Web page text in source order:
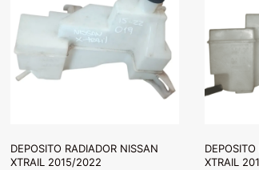
DEPOSITO RADIADOR NISSAN
XTRAIL 2015/2022
XTRAIL